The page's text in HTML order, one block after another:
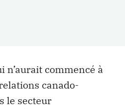
n’aurait commencé à
canado-
le secteur